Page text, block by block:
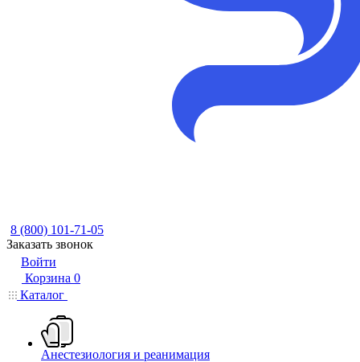
8 (800) 101-71-05
Заказать звонок
Войти
Корзина 0
Каталог
Анестезиология и реанимация